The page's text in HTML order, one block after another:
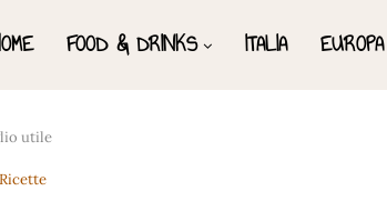
FOOD & DRINKS ITALIA EUROPA
utile